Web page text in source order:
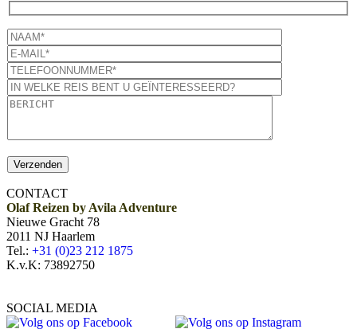
CONTACT
Olaf Reizen by Avila Adventure
Nieuwe Gracht 78
2011 NJ Haarlem
Tel.: +31 (0)23 212 1875
K.v.K: 73892750
SOCIAL MEDIA